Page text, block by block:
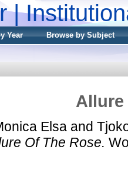
|
Year
Browse by Subject
Allure
Elsa and
Of The Rose.